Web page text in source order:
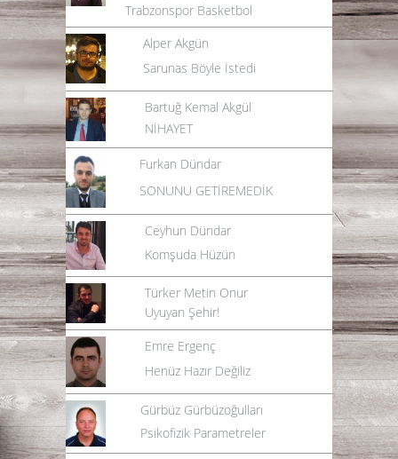
Trabzonspor Basketbol
Alper Akgün
Sarunas Böyle İstedi
Bartuğ Kemal Akgül
NİHAYET
Furkan Dündar
SONUNU GETİREMEDİK
Ceyhun Dündar
Komşuda Hüzün
Türker Metin Onur
Uyuyan Şehir!
Emre Ergenç
Henüz Hazır Değiliz
Gürbüz Gürbüzoğulları
Psikofizik Parametreler